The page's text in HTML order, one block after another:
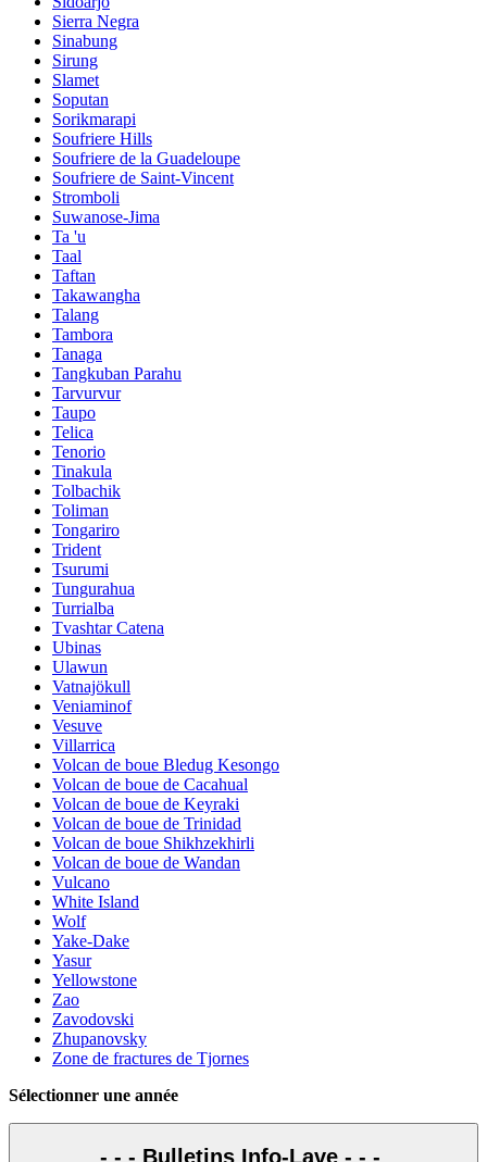
Sierra Negra
Sinabung
Sirung
Slamet
Soputan
Sorikmarapi
Soufriere Hills
Soufriere de la Guadeloupe
Soufriere de Saint-Vincent
Stromboli
Suwanose-Jima
Ta 'u
Taal
Taftan
Takawangha
Talang
Tambora
Tanaga
Tangkuban Parahu
Tarvurvur
Taupo
Telica
Tenorio
Tinakula
Tolbachik
Toliman
Tongariro
Trident
Tsurumi
Tungurahua
Turrialba
Tvashtar Catena
Ubinas
Ulawun
Vatnajökull
Veniaminof
Vesuve
Villarrica
Volcan de boue Bledug Kesongo
Volcan de boue de Cacahual
Volcan de boue de Keyraki
Volcan de boue de Trinidad
Volcan de boue Shikhzekhirli
Volcan de boue de Wandan
Vulcano
White Island
Wolf
Yake-Dake
Yasur
Yellowstone
Zao
Zavodovski
Zhupanovsky
Zone de fractures de Tjornes
Sélectionner une année
- - - Bulletins Info-Lave - - -